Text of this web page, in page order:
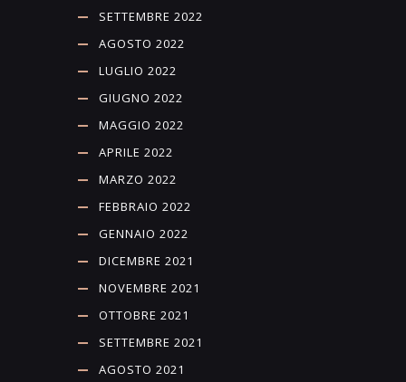
SETTEMBRE 2022
AGOSTO 2022
LUGLIO 2022
GIUGNO 2022
MAGGIO 2022
APRILE 2022
MARZO 2022
FEBBRAIO 2022
GENNAIO 2022
DICEMBRE 2021
NOVEMBRE 2021
OTTOBRE 2021
SETTEMBRE 2021
AGOSTO 2021